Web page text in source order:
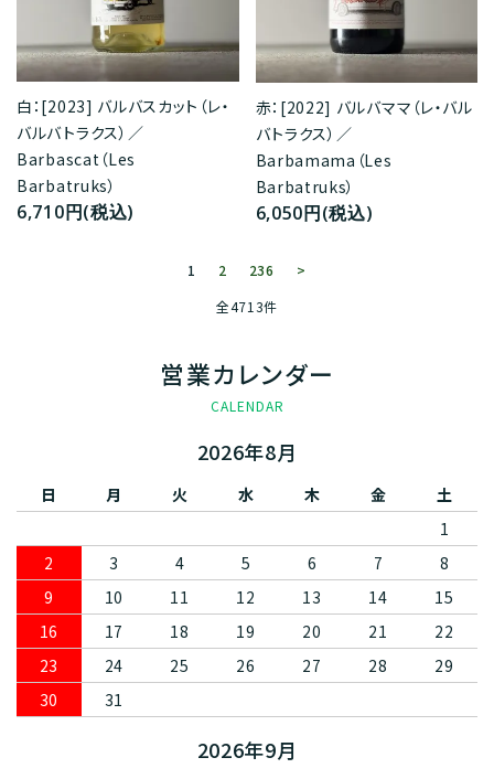
白：[2023] バルバスカット（レ・
バルバトラクス）／
Barbascat（Les
Barbatruks）
6,710円(税込)
赤：[2022] バルバママ（レ・バル
バトラクス）／
Barbamama（Les
Barbatruks）
6,050円(税込)
1 2 236
>
全4713件
営業カレンダー
CALENDAR
2026年8月
日 月 火 水 木 金
土
1
2
3 4 5 6 7
8
9
10 11 12 13 14
15
16
17 18 19 20 21
22
23
24 25 26 27 28
29
30
31
2026年9月